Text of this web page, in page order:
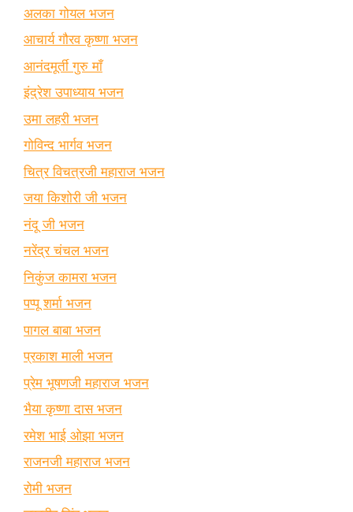
अलका गोयल भजन
आचार्य गौरव कृष्णा भजन
आनंदमूर्ती गुरु माँ
इंद्रेश उपाध्याय भजन
उमा लहरी भजन
गोविन्द भार्गव भजन
चित्र विचत्रजी महाराज भजन
जया किशोरी जी भजन
नंदू जी भजन
नरेंद्र चंचल भजन
निकुंज कामरा भजन
पप्पू शर्मा भजन
पागल बाबा भजन
प्रकाश माली भजन
प्रेम भूषणजी महाराज भजन
भैया कृष्णा दास भजन
रमेश भाई ओझा भजन
राजनजी महाराज भजन
रोमी भजन